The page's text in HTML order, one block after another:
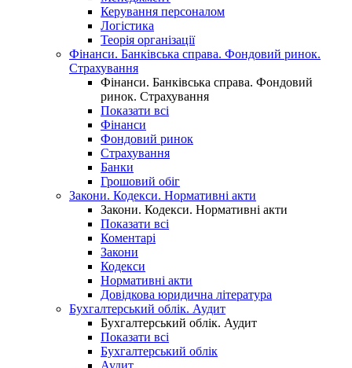
Керування персоналом
Логістика
Теорія організації
Фінанси. Банківська справа. Фондовий ринок.
Страхування
Фінанси. Банківська справа. Фондовий
ринок. Страхування
Показати всі
Фінанси
Фондовий ринок
Страхування
Банки
Грошовий обіг
Закони. Кодекси. Нормативні акти
Закони. Кодекси. Нормативні акти
Показати всі
Коментарі
Закони
Кодекси
Нормативні акти
Довідкова юридична література
Бухгалтерський облік. Аудит
Бухгалтерський облік. Аудит
Показати всі
Бухгалтерський облік
Аудит